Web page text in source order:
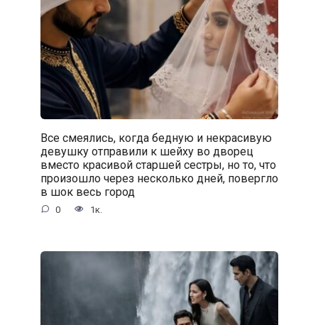
Все смеялись, когда бедную и некрасивую
девушку отправили к шейху во дворец
вместо красивой старшей сестры, но то, что
произошло через несколько дней, повергло
в шок весь город
0 1к.